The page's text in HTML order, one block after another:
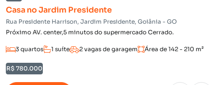
Casa no Jardim Presidente
Rua Presidente Harrison, Jardim Presidente, Goiânia - GO
Próximo AV. center,5 minutos do supermercado Cerrado.
3 quartos 1 suíte 2 vagas de garagem Área de 142 - 210 m²
R$ 780.000